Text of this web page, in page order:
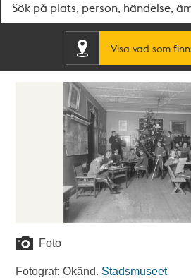
Visa vad som
Foto
Fotograf: Okänd. Stadsmuseet